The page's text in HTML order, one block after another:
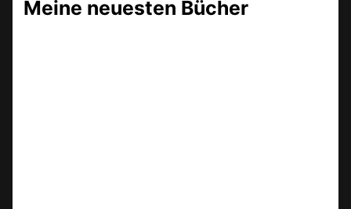
Meine neuesten Bücher